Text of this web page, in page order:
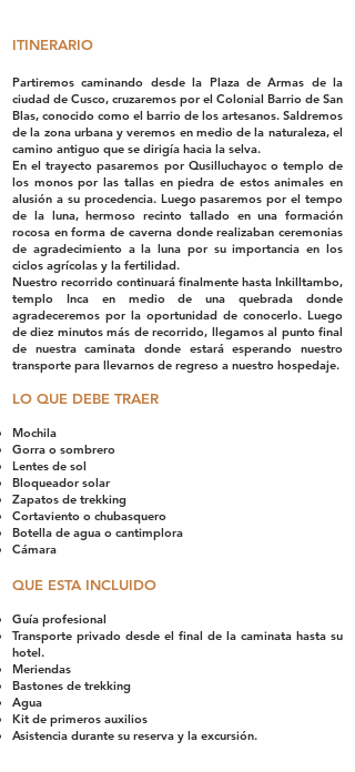
ITINERARIO
Partiremos caminando desde la Plaza de Armas de la
ciudad de Cusco, cruzaremos por el Colonial Barrio de San
Blas, conocido como el barrio de los artesanos. Saldremos
de la zona urbana y veremos en medio de la naturaleza, el
camino antiguo que se dirigía hacia la selva.
En el trayecto pasaremos por Qusilluchayoc o templo de
los monos por las tallas en piedra de estos animales en
alusión a su procedencia. Luego pasaremos por el tempo
de la luna, hermoso recinto tallado en una formación
rocosa en forma de caverna donde realizaban ceremonias
de agradecimiento a la luna por su importancia en los
ciclos agrícolas y la fertilidad.
Nuestro recorrido continuará finalmente hasta Inkilltambo,
templo Inca en medio de una quebrada donde
agradeceremos por la oportunidad de conocerlo. Luego
de diez minutos más de recorrido, llegamos al punto final
de nuestra caminata donde estará esperando nuestro
transporte para llevarnos de regreso a nuestro hospedaje.
LO QUE DEBE TRAER
Mochila
Gorra o sombrero
Lentes de sol
Bloqueador solar
Zapatos de trekking
Cortaviento o chubasquero
Botella de agua o cantimplora
Cámara
QUE ESTA INCLUIDO
Guía profesional
Transporte privado desde el final de la caminata hasta su
hotel.
Meriendas
Bastones de trekking
Agua
Kit de primeros auxilios
Asistencia durante su reserva y la excursión.